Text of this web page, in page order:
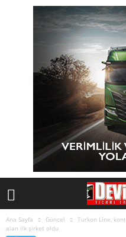
Ana Sayfa Güncel
Turkon Line,
alan ilk şirket oldu